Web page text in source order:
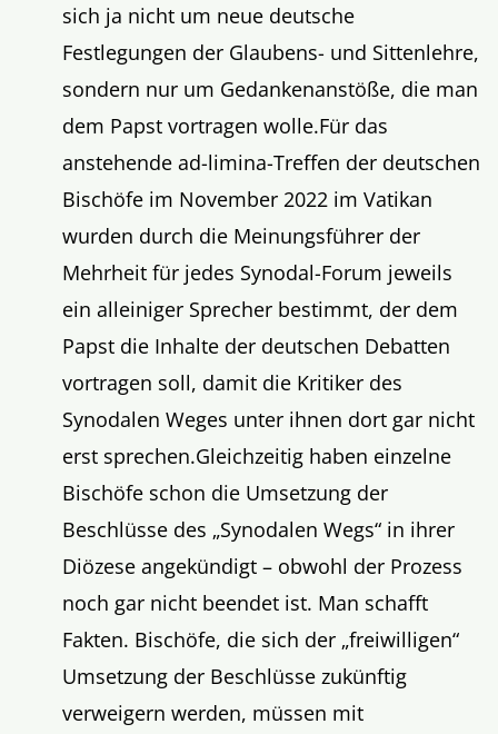
sich ja nicht um neue deutsche
Festlegungen der Glaubens- und Sittenlehre,
sondern nur um Gedankenanstöße, die man
dem Papst vortragen wolle.Für das
anstehende ad-limina-Treffen der deutschen
Bischöfe im November 2022 im Vatikan
wurden durch die Meinungsführer der
Mehrheit für jedes Synodal-Forum jeweils
ein alleiniger Sprecher bestimmt, der dem
Papst die Inhalte der deutschen Debatten
vortragen soll, damit die Kritiker des
Synodalen Weges unter ihnen dort gar nicht
erst sprechen.Gleichzeitig haben einzelne
Bischöfe schon die Umsetzung der
Beschlüsse des „Synodalen Wegs“ in ihrer
Diözese angekündigt – obwohl der Prozess
noch gar nicht beendet ist. Man schafft
Fakten. Bischöfe, die sich der „freiwilligen“
Umsetzung der Beschlüsse zukünftig
verweigern werden, müssen mit